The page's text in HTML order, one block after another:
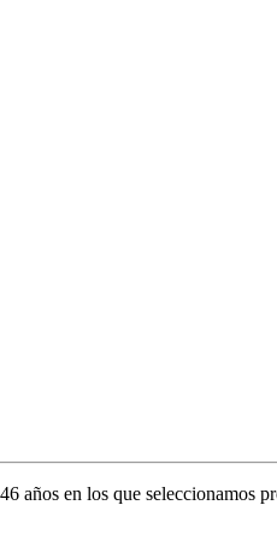
en los que seleccionamos